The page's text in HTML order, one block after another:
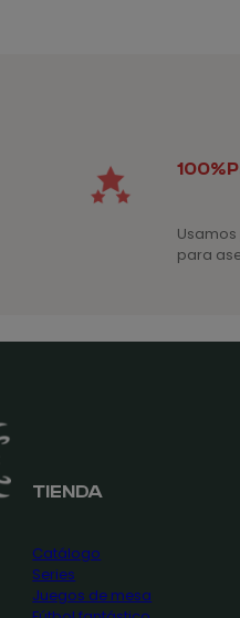
100%
para
TIENDA
Catálogo
Series
Juegos de mesa